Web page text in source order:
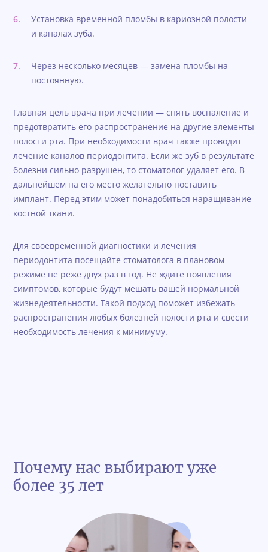
Установка временной пломбы в кариозной полости
и каналах зуба.
Через несколько месяцев — замена пломбы на
постоянную.
Главная цель врача при лечении — снять воспаление и
предотвратить его распространение на другие элементы
полости рта. При необходимости врач также проводит
лечение каналов периодонтита. Если же зуб в результате
болезни сильно разрушен, то стоматолог удаляет его. В
дальнейшем на его место желательно поставить
имплант. Перед этим может понадобиться наращивание
костной ткани.
Для своевременной диагностики и лечения
периодонтита посещайте стоматолога в плановом
режиме не реже двух раз в год. Не ждите появления
симптомов, которые будут мешать вашей нормальной
жизнедеятельности. Такой подход поможет избежать
распространения любых болезней полости рта и свести
необходимость лечения к минимуму.
Почему нас выбирают уже
более 35 лет